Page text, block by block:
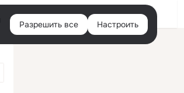
Войти
Разрешить все Настроить